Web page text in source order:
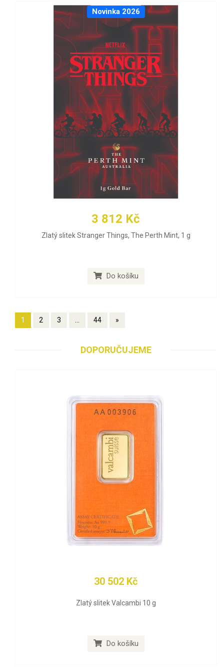
Novinka 2026
3 812 Kč
Zlatý slitek Stranger Things, The Perth Mint, 1 g
Do košíku
1 2 3 ... 44 »
DOPORUČUJEME
30 502 Kč
Zlatý slitek Valcambi 10 g
Do košíku